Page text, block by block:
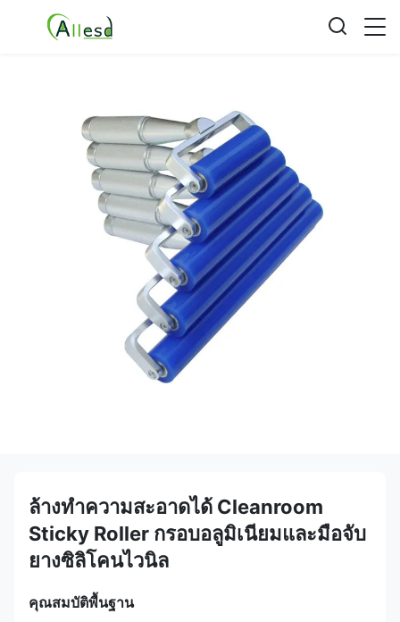
ล้างทำความสะอาดได้ Cleanroom
Sticky Roller กรอบอลูมิเนียมและมือจับ
ยางซิลิโคนไวนิล
คุณสมบัติพื้นฐาน